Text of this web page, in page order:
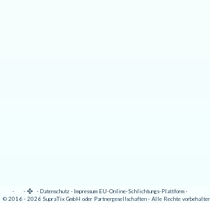
· · · Datenschutz · Impressum EU-Online-Schlichtungs-Plattform ·
© 2016 - 2026 SupraTix GmbH oder Partnergesellschaften - Alle Rechte